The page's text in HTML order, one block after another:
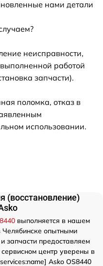
нами детали
неисправности,
работой
запчасти).
поломка, отказ в
использовании.
(восстановление)
выполняется в нашем
Челябинске опытными
запчасти предоставляем
центр уверены в
Asko OS8440